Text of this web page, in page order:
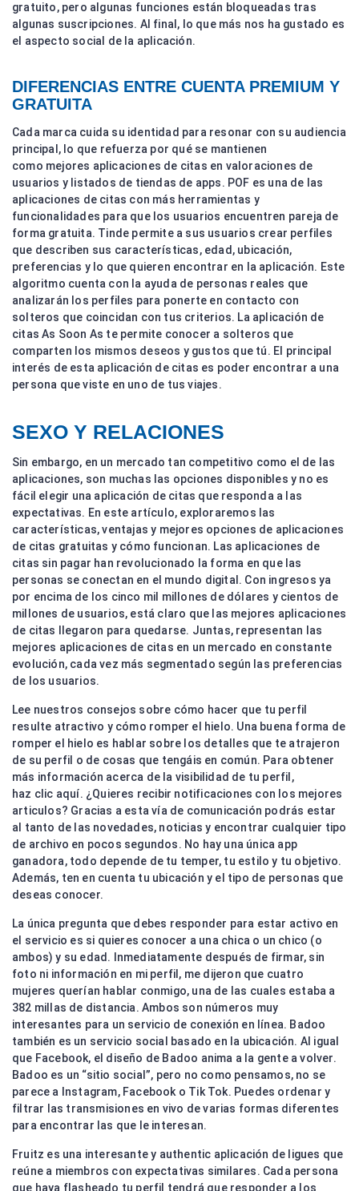
gratuito, pero algunas funciones están bloqueadas tras
algunas suscripciones. Al final, lo que más nos ha gustado es
el aspecto social de la aplicación.
DIFERENCIAS ENTRE CUENTA PREMIUM Y
GRATUITA
Cada marca cuida su identidad para resonar con su audiencia
principal, lo que refuerza por qué se mantienen
como mejores aplicaciones de citas en valoraciones de
usuarios y listados de tiendas de apps. POF es una de las
aplicaciones de citas con más herramientas y
funcionalidades para que los usuarios encuentren pareja de
forma gratuita. Tinde permite a sus usuarios crear perfiles
que describen sus características, edad, ubicación,
preferencias y lo que quieren encontrar en la aplicación. Este
algoritmo cuenta con la ayuda de personas reales que
analizarán los perfiles para ponerte en contacto con
solteros que coincidan con tus criterios. La aplicación de
citas As Soon As te permite conocer a solteros que
comparten los mismos deseos y gustos que tú. El principal
interés de esta aplicación de citas es poder encontrar a una
persona que viste en uno de tus viajes.
SEXO Y RELACIONES
Sin embargo, en un mercado tan competitivo como el de las
aplicaciones, son muchas las opciones disponibles y no es
fácil elegir una aplicación de citas que responda a las
expectativas. En este artículo, exploraremos las
características, ventajas y mejores opciones de aplicaciones
de citas gratuitas y cómo funcionan. Las aplicaciones de
citas sin pagar han revolucionado la forma en que las
personas se conectan en el mundo digital. Con ingresos ya
por encima de los cinco mil millones de dólares y cientos de
millones de usuarios, está claro que las mejores aplicaciones
de citas llegaron para quedarse. Juntas, representan las
mejores aplicaciones de citas en un mercado en constante
evolución, cada vez más segmentado según las preferencias
de los usuarios.
Lee nuestros consejos sobre cómo hacer que tu perfil
resulte atractivo y cómo romper el hielo. Una buena forma de
romper el hielo es hablar sobre los detalles que te atrajeron
de su perfil o de cosas que tengáis en común. Para obtener
más información acerca de la visibilidad de tu perfil,
haz clic aquí. ¿Quieres recibir notificaciones con los mejores
articulos? Gracias a esta vía de comunicación podrás estar
al tanto de las novedades, noticias y encontrar cualquier tipo
de archivo en pocos segundos. No hay una única app
ganadora, todo depende de tu temper, tu estilo y tu objetivo.
Además, ten en cuenta tu ubicación y el tipo de personas que
deseas conocer.
La única pregunta que debes responder para estar activo en
el servicio es si quieres conocer a una chica o un chico (o
ambos) y su edad. Inmediatamente después de firmar, sin
foto ni información en mi perfil, me dijeron que cuatro
mujeres querían hablar conmigo, una de las cuales estaba a
382 millas de distancia. Ambos son números muy
interesantes para un servicio de conexión en línea. Badoo
también es un servicio social basado en la ubicación. Al igual
que Facebook, el diseño de Badoo anima a la gente a volver.
Badoo es un “sitio social”, pero no como pensamos, no se
parece a Instagram, Facebook o Tik Tok. Puedes ordenar y
filtrar las transmisiones en vivo de varias formas diferentes
para encontrar las que le interesan.
Fruitz es una interesante y authentic aplicación de ligues que
reúne a miembros con expectativas similares. Cada persona
que haya flasheado tu perfil tendrá que responder a los